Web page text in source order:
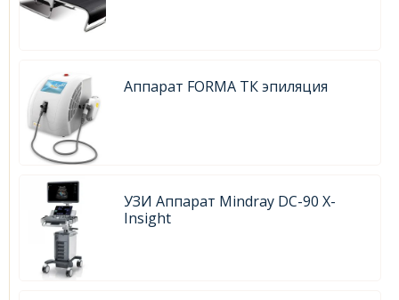
Аппарат FORMA ТК эпиляция
УЗИ Аппарат Mindray DC-90 X-
Insight